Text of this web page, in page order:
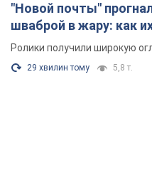
"Новой почты"
шваброй в жару: как
Видео
Ролики получили широкую
29 хвилин тому 5,8 т.